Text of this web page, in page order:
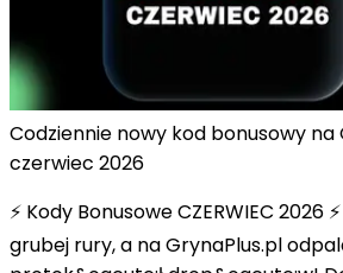
Codziennie nowy kod bonusowy na
czerwiec 2026
⚡ Kody Bonusowe CZERWIEC 2026
grubej rury, a na GrynaPlus.pl